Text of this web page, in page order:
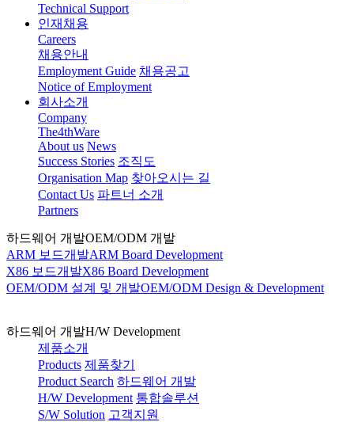
Technical Support
인재채용
Careers
채용안내
Employment Guide 채용공고
Notice of Employment
회사소개
Company
The4thWare
About us News
Success Stories 조직도
Organisation Map 찾아오시는 길
Contact Us 파트너 소개
Partners
하드웨어 개발OEM/ODM 개발
ARM 보드개발ARM Board Development
X86 보드개발X86 Board Development
OEM/ODM 설계 및 개발OEM/ODM Design & Development
하드웨어 개발H/W Development
제품소개
Products 제품찾기
Product Search 하드웨어 개발
H/W Development 통합솔루션
S/W Solution 고객지원